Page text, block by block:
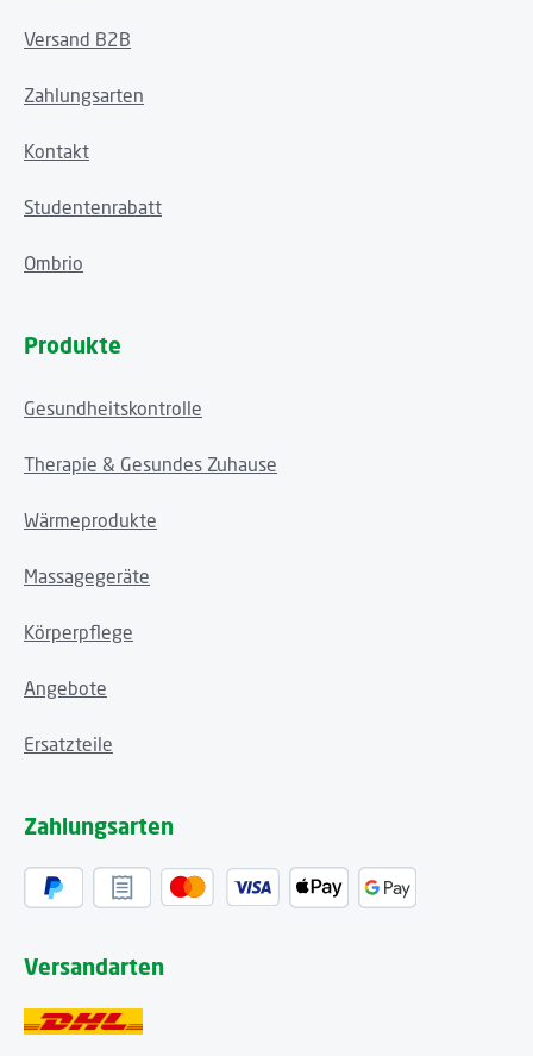
Versand B2B
Zahlungsarten
Kontakt
Studentenrabatt
Ombrio
Produkte
Gesundheitskontrolle
Therapie & Gesundes Zuhause
Wärmeprodukte
Massagegeräte
Körperpflege
Angebote
Ersatzteile
Zahlungsarten
Versandarten